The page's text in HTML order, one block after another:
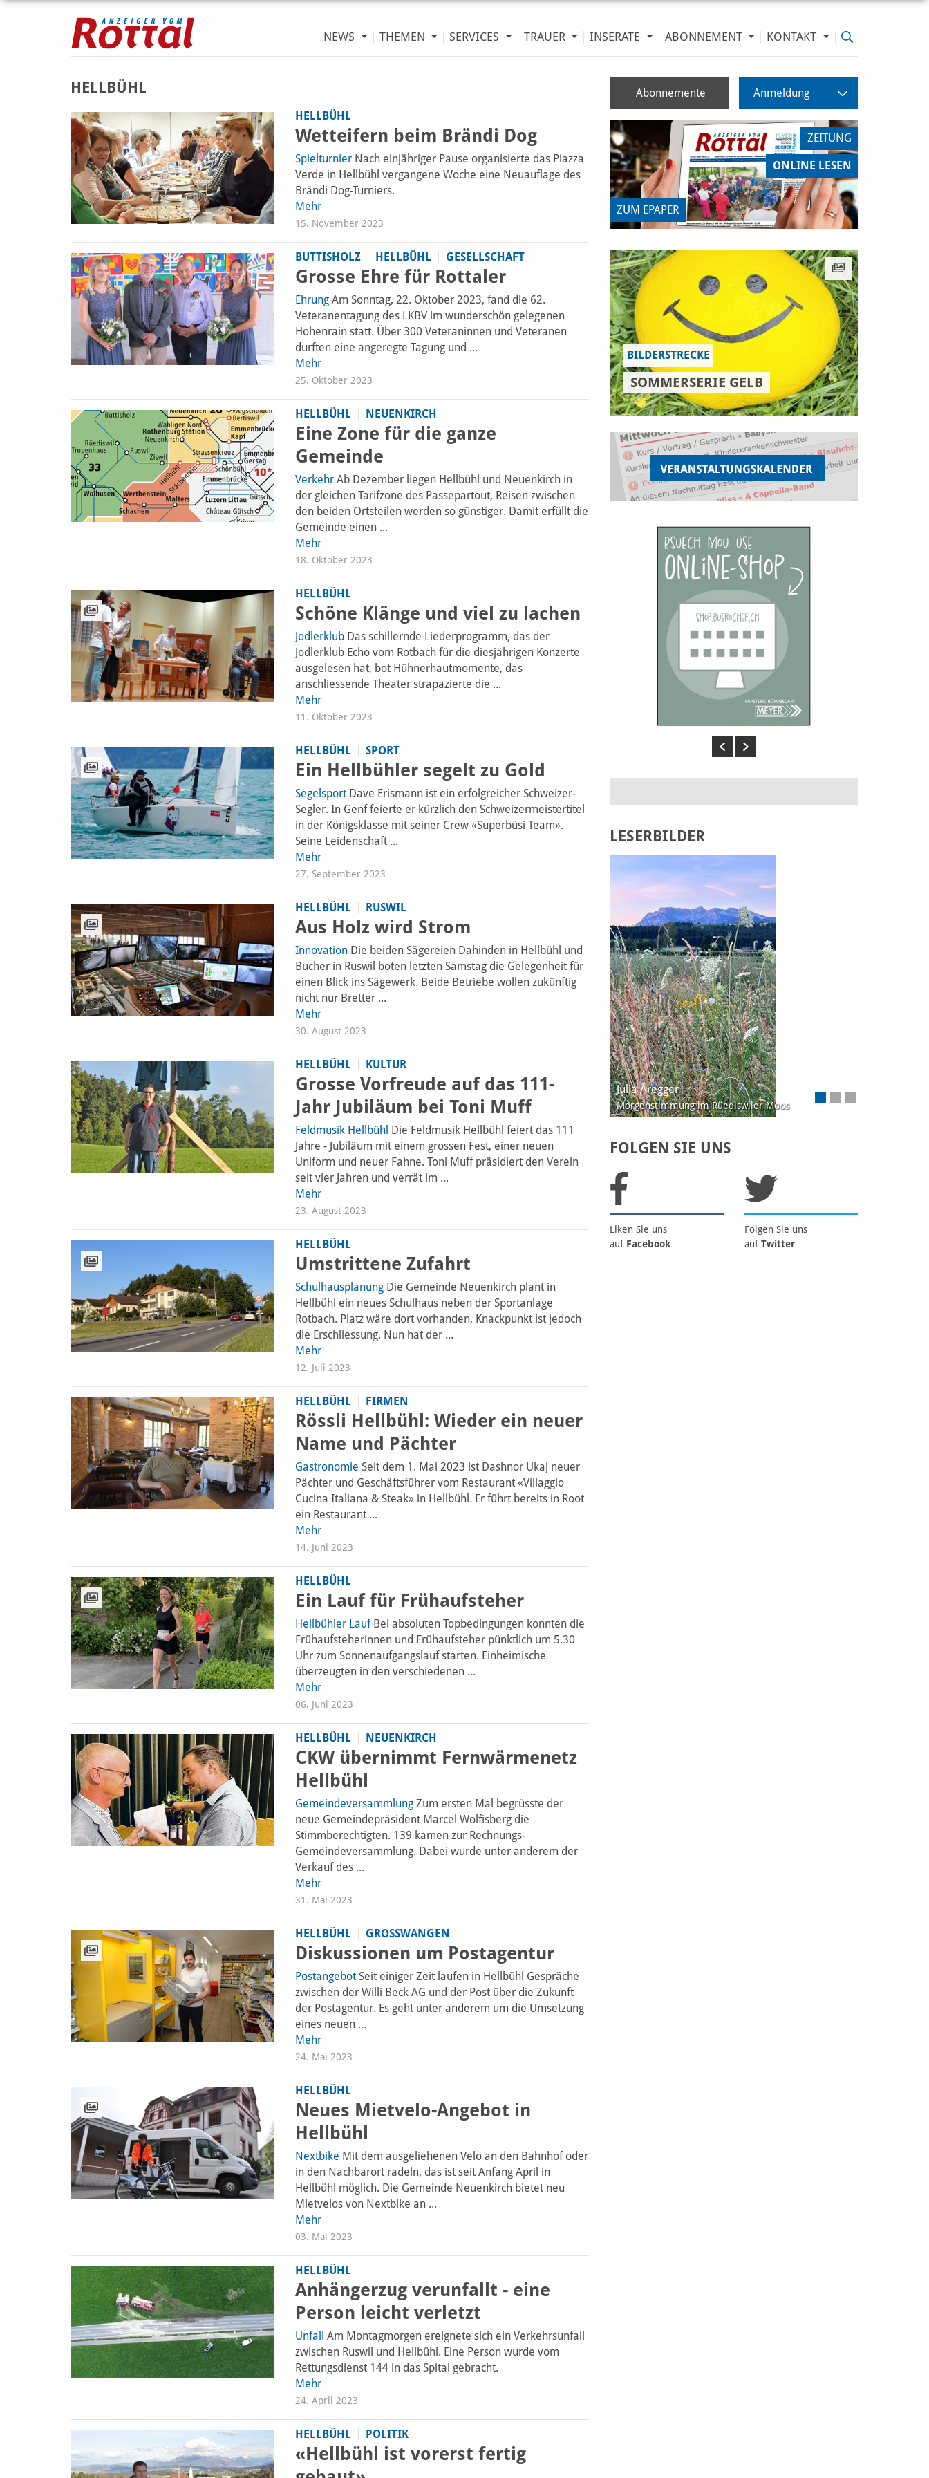
NEWS THEMEN SERVICES TRAUER INSERATE ABONNEMENT KONTAKT
HELLBÜHL
HELLBÜHL
Wetteifern beim Brändi Dog
Spielturnier Nach einjähriger Pause organisierte das Piazza
Verde in Hellbühl vergangene Woche eine Neuauflage des
Brändi Dog-Turniers.
Mehr
15. November 2023
BUTTISHOLZ HELLBÜHL GESELLSCHAFT
Grosse Ehre für Rottaler
Ehrung Am Sonntag, 22. Oktober 2023, fand die 62.
Veteranentagung des LKBV im wunderschön gelegenen
Hohenrain statt. Über 300 Veteraninnen und Veteranen
durften eine angeregte Tagung und ...
Mehr
25. Oktober 2023
HELLBÜHL NEUENKIRCH
Eine Zone für die ganze
Gemeinde
Verkehr Ab Dezember liegen Hellbühl und Neuenkirch in
der gleichen Tarifzone des Passepartout, Reisen zwischen
den beiden Ortsteilen werden so günstiger. Damit erfüllt die
Gemeinde einen ...
Mehr
18. Oktober 2023
HELLBÜHL
Schöne Klänge und viel zu lachen
Jodlerklub Das schillernde Liederprogramm, das der
Jodlerklub Echo vom Rotbach für die diesjährigen Konzerte
ausgelesen hat, bot Hühnerhautmomente, das
anschliessende Theater strapazierte die ...
Mehr
11. Oktober 2023
HELLBÜHL SPORT
Ein Hellbühler segelt zu Gold
SegelsportDave Erismann ist ein erfolgreicher Schweizer-
Segler. In Genf feierte er kürzlich den Schweizermeistertitel
in der Königsklasse mit seiner Crew «Superbüsi Team».
Seine Leidenschaft ...
Mehr
27. September 2023
HELLBÜHL RUSWIL
Aus Holz wird Strom
Innovation Die beiden Sägereien Dahinden in Hellbühl und
Bucher in Ruswil boten letzten Samstag die Gelegenheit für
einen Blick ins Sägewerk. Beide Betriebe wollen zukünftig
nicht nur Bretter ...
Mehr
30. August 2023
HELLBÜHL KULTUR
Grosse Vorfreude auf das 111-
Jahr Jubiläum bei Toni Muff
Feldmusik Hellbühl Die Feldmusik Hellbühl feiert das 111
Jahre - Jubiläum mit einem grossen Fest, einer neuen
Uniform und neuer Fahne. Toni Muff präsidiert den Verein
seit vier Jahren und verrät im ...
Mehr
23. August 2023
HELLBÜHL
Umstrittene Zufahrt
Schulhausplanung Die Gemeinde Neuenkirch plant in
Hellbühl ein neues Schulhaus neben der Sportanlage
Rotbach. Platz wäre dort vorhanden, Knackpunkt ist jedoch
die Erschliessung. Nun hat der ...
Mehr
12. Juli 2023
HELLBÜHL FIRMEN
Rössli Hellbühl: Wieder ein neuer
Name und Pächter
Gastronomie Seit dem 1. Mai 2023 ist Dashnor Ukaj neuer
Pächter und Geschäftsführer vom Restaurant «Villaggio
Cucina Italiana & Steak» in Hellbühl. Er führt bereits in Root
ein Restaurant ...
Mehr
14. Juni 2023
HELLBÜHL
Ein Lauf für Frühaufsteher
Hellbühler LaufBei absoluten Topbedingungen konnten die
Frühaufsteherinnen und Frühaufsteher pünktlich um 5.30
Uhr zum Sonnenaufgangslauf starten. Einheimische
überzeugten in den verschiedenen ...
Mehr
06. Juni 2023
HELLBÜHL NEUENKIRCH
CKW übernimmt Fernwärmenetz
Hellbühl
Gemeindeversammlung Zum ersten Mal begrüsste der
neue Gemeindepräsident Marcel Wolfisberg die
Stimmberechtigten. 139 kamen zur Rechnungs-
Gemeindeversammlung. Dabei wurde unter anderem der
Verkauf des ...
Mehr
31. Mai 2023
HELLBÜHL GROSSWANGEN
Diskussionen um Postagentur
PostangebotSeit einiger Zeit laufen in Hellbühl Gespräche
zwischen der Willi Beck AG und der Post über die Zukunft
der Postagentur. Es geht unter anderem um die Umsetzung
eines neuen ...
Mehr
24. Mai 2023
HELLBÜHL
Neues Mietvelo-Angebot in
Hellbühl
Nextbike Mit dem ausgeliehenen Velo an den Bahnhof oder
in den Nachbarort radeln, das ist seit Anfang April in
Hellbühl möglich. Die Gemeinde Neuenkirch bietet neu
Mietvelos von Nextbike an ...
Mehr
03. Mai 2023
HELLBÜHL
Anhängerzug verunfallt - eine
Person leicht verletzt
Unfall Am Montagmorgen ereignete sich ein Verkehrsunfall
zwischen Ruswil und Hellbühl. Eine Person wurde vom
Rettungsdienst 144 in das Spital gebracht.
Mehr
24. April 2023
HELLBÜHL POLITIK
«Hellbühl ist vorerst fertig
Abonnemente Anmeldung
ZUM EPAPER
ZEITUNG
ONLINE LESEN
BILDERSTRECKE
SOMMERSERIE GELB
Previous
Next
LESERBILDER
Josef Lustenberger, Wolhusen
Ein Distelfinken-Paar beim Füttern der Jungen
FOLGEN SIE UNS